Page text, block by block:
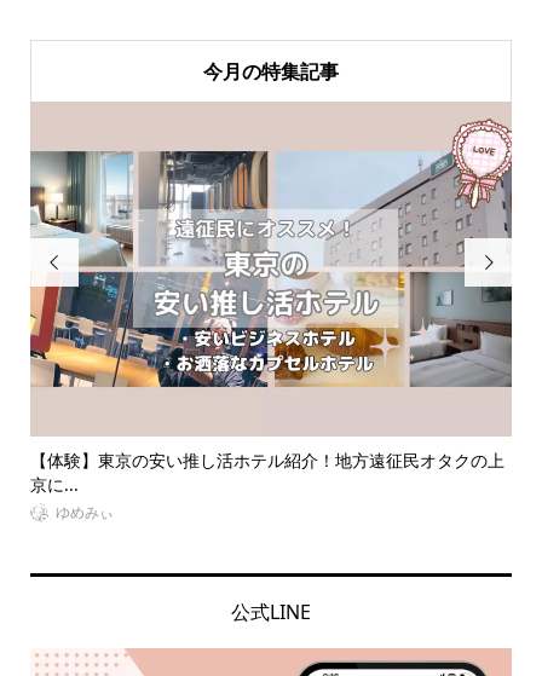
今月の特集記事

クの上 同担拒否とはどんな心理？オタクたちの実体験から考える同拒
の意...
VitaminDay編集部

公式LINE